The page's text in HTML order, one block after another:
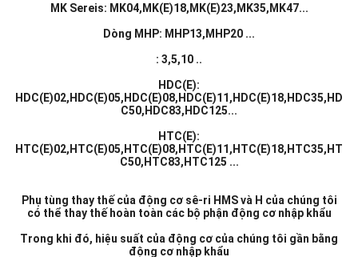
MK Sereis: MK04,MK(E)18,MK(E)23,MK35,MK47...
Dòng MHP: MHP13,MHP20 ...
: 3,5,10 ..
HDC(E):
HDC(E)02,HDC(E)05,HDC(E)08,HDC(E)11,HDC(E)18,HDC35,HD
C50,HDC83,HDC125...
HTC(E):
HTC(E)02,HTC(E)05,HTC(E)08,HTC(E)11,HTC(E)18,HTC35,HT
C50,HTC83,HTC125 ...
Phụ tùng thay thế của động cơ sê-ri HMS và H của chúng tôi
có thể thay thế hoàn toàn các bộ phận động cơ nhập khẩu
Trong khi đó, hiệu suất của động cơ của chúng tôi gần bằng
động cơ nhập khẩu